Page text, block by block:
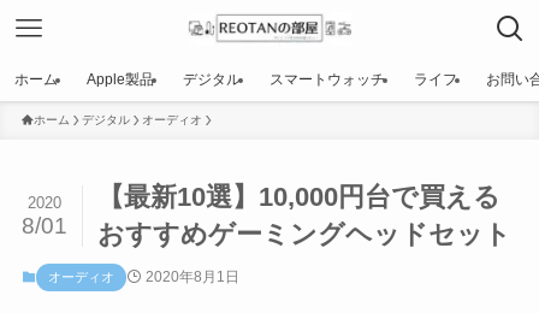
ホーム Apple製品 デジタル スマートウォッチ ライフ お問い
ホーム デジタル オーディオ
【最新10選】10,000円台で買える
おすすめゲーミングヘッドセット
2020
8/01
オーディオ 2020年8月1日